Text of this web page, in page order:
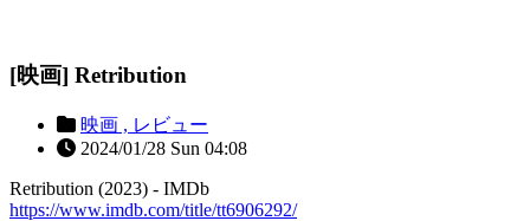
[映画] Retribution
映画 , レビュー
2024/01/28 Sun 04:08
Retribution (2023) - IMDb
https://www.imdb.com/title/tt6906292/